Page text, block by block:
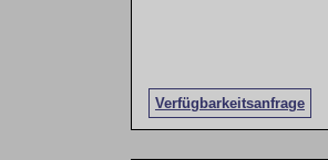
Verfügbarkeitsanfrage